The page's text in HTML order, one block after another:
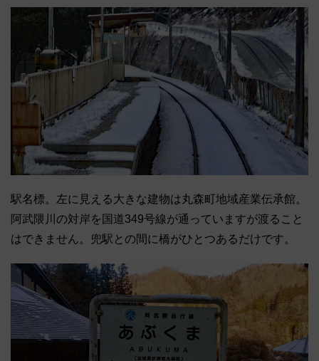
駅名標。左に見える大きな建物は丸森町地域産業伝承館。
阿武隈川の対岸を国道349号線が通っていますが渡ること
はできません。兜駅との間に橋がひとつあるだけです。